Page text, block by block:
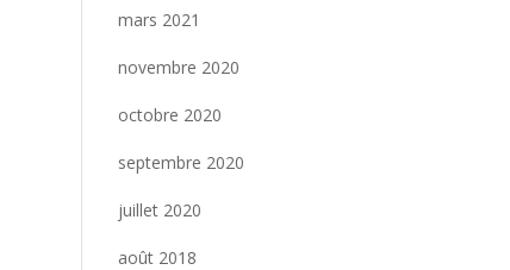
mars 2021
novembre 2020
octobre 2020
septembre 2020
juillet 2020
août 2018